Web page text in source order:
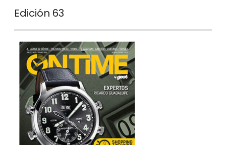
Edición 63